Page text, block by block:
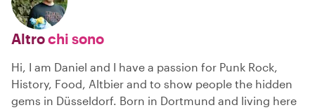
Altrochi sono
Hi, I am Daniel and I have a passion for Punk Rock,
History, Food, Altbier and to show people the hidden
gems in Düsseldorf. Born in Dortmund and living here